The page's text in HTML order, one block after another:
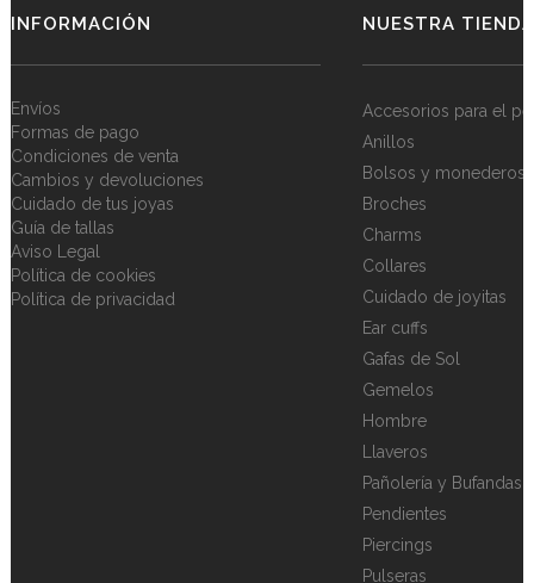
INFORMACIÓN
Envíos
Formas de pago
Condiciones de venta
Cambios y devoluciones
Cuidado de tus joyas
Guía de tallas
Aviso Legal
Política de cookies
Política de privacidad
NUESTRA TIENDA
Accesorios para el
Anillos
Bolsos y monederos
Broches
Charms
Collares
Cuidado de joyitas
Ear cuffs
Gafas de Sol
Gemelos
Hombre
Llaveros
Pañolería y Bufandas
Pendientes
Piercings
Pulseras